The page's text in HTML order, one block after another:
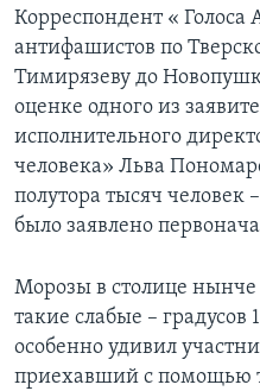
Корреспондент «
антифашистов по
Тимирязеву до
оценке одного из
исполнительного
человека» Льва
полутора тысяч человек
было заявлено
Морозы в столице
такие слабые –
особенно удивил
приехавший с помощью